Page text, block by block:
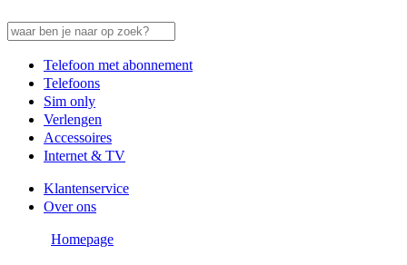
Telefoon met abonnement
Telefoons
Sim only
Verlengen
Accessoires
Internet & TV
Klantenservice
Over ons
Homepage